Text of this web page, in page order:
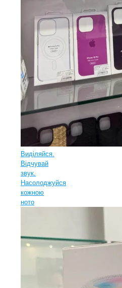
Виділяйся.
Відчувай
звук.
Насолоджуйся
кожною
ното